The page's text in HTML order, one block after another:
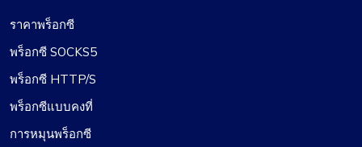
ฐานะผู้ให้บริการพร็อกซีที่ดีที่สุด โดยนำเสนอบริการที่
ยอดเยี่ยมในราคาที่ดี ผู้รับมอบฉันทะมีความน่าเชื่อถือ
สูงและไว้วางใจได้ พร้อมด้วยราคาที่ยุติธรรม อินเท
โดยมีแผนราคาที่ยืดหยุ่นและปรับเปลี่ยนได้ง่าย ความ
ราคาพร็อกซี
พร็อกซี SOCKS5
พร็อกซี HTTP/S
พร็อกซีแบบคงที่
การหมุนพร็อกซี